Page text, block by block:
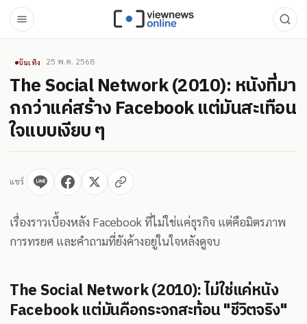
บันเทิง 25 พ.ค. 2568
The Social Network (2010): หนังที่มา
กกว่าแค่สร้าง Facebook แต่มันสะเทือน
ใจแบบเงียบ ๆ
แชร์
เรื่องราวเบื้องหลัง Facebook ที่ไม่ใช่แค่ธุรกิจ แต่คือมิตรภาพ
การทรยศ และคำถามที่ยังค้างอยู่ในใจหลังดูจบ
The Social Network (2010): ไม่ใช่แค่หนัง
Facebook แต่มันคือกระจกสะท้อน "ชีวิตจริง"